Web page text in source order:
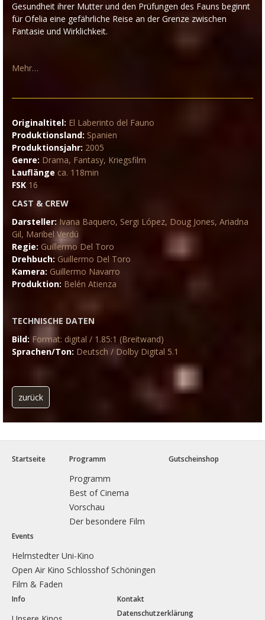
Gesundheit ihrer Mutter und den Prüfungen des Fauns beginnt
für Ofelia eine gefährliche Reise an der Grenze zwischen
Fantasie und Wirklichkeit.
Mehr…
Originaltitel: El Laberinto del Fauno
Produktionsland: Spanien
Produktionsjahr: 2005
Genre: Drama, Fantasy, Kriegsfilm
Lauflänge ca. 118min
FSK 16
CAST & CREW
Darsteller: Ivana Baquero, Sergi López, Doug Jones, Ariadna
Gil, Maribel Verdú
Regie: Guillermo Del Toro
Drehbuch: Guillermo Del Toro
Kamera: Guillermo Navarro
Produktion: Belén Atienza
TECHNISCHE DATEN
Bild: Format: digital / 1.85:1 (Breitwand)
Sprachen/Ton: Deutsch / Dolby Digital 5.1
zurück
Startseite Programm
Programm
Best of Cinema
Vorschau
Der besondere Film
Gutscheinshop
Events
Helmstedter Uni-Kino
Open Air Kino Schlosshof Schöningen
Film & Faden
Info
Kontakt
Datenschutzerklärung